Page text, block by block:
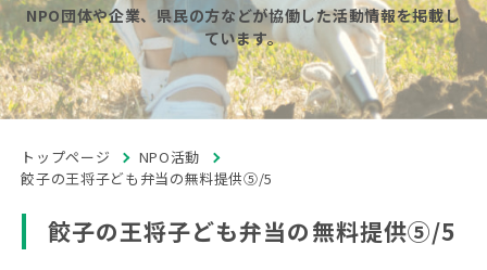
NPO団体や企業、県民の方などが協働した活動情報を掲載し
ています。
トップページ
NPO活動
餃子の王将子ども弁当の無料提供⑤/5
餃子の王将子ども弁当の無料提供⑤/5